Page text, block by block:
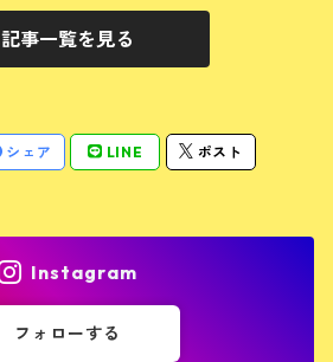
記事一覧を見る
シェア LINE ポスト
Instagram
フォローする